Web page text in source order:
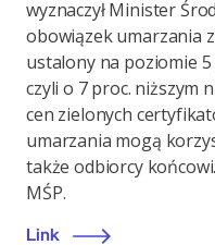
wyznaczył Minister
obowiązek umarzania
ustalony na poziomie
czyli o 7 proc. niższym
cen zielonych
umarzania mogą
także odbiorcy
MŚP.
Link